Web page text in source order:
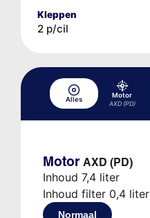
Kleppen
2 p/cil
Alles
Motor
AXD (PD)
Motor AXD (PD)
Inhoud 7,4 liter
Inhoud filter 0,4 liter
Normaal